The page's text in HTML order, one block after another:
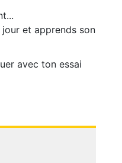
jour et apprends son
avec ton essai